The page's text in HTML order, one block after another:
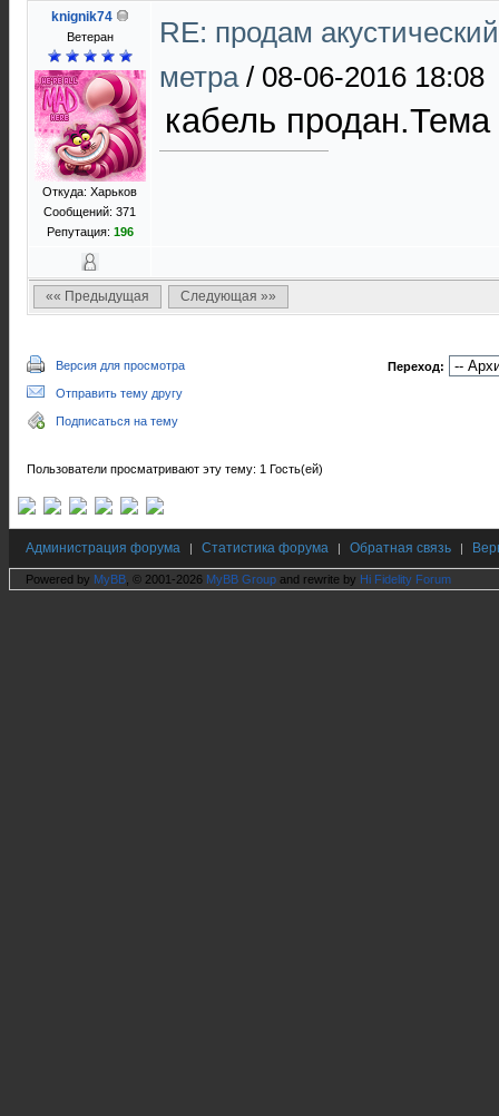
knignik74
Ветеран
Откуда: Харьков
Сообщений: 371
Репутация: 196
RE: продам
метра / 08-06-2016 18:08
кабель продан.Тема
«« Предыдущая Следующая »»
Версия для просмотра
Отправить тему другу
Подписаться на тему
Переход:
Пользователи просматривают эту тему: 1 Гость(ей)
Администрация форума | Статистика форума | Обратная связь |
Powered by MyBB , © 2001-2026 MyBB Group and rewrite by Hi Fidelity Forum